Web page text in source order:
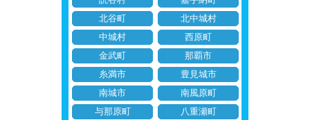
北谷町
北中城村
中城村
西原町
金武町
那覇市
糸満市
豊見城市
南城市
南風原町
与那原町
八重瀬町